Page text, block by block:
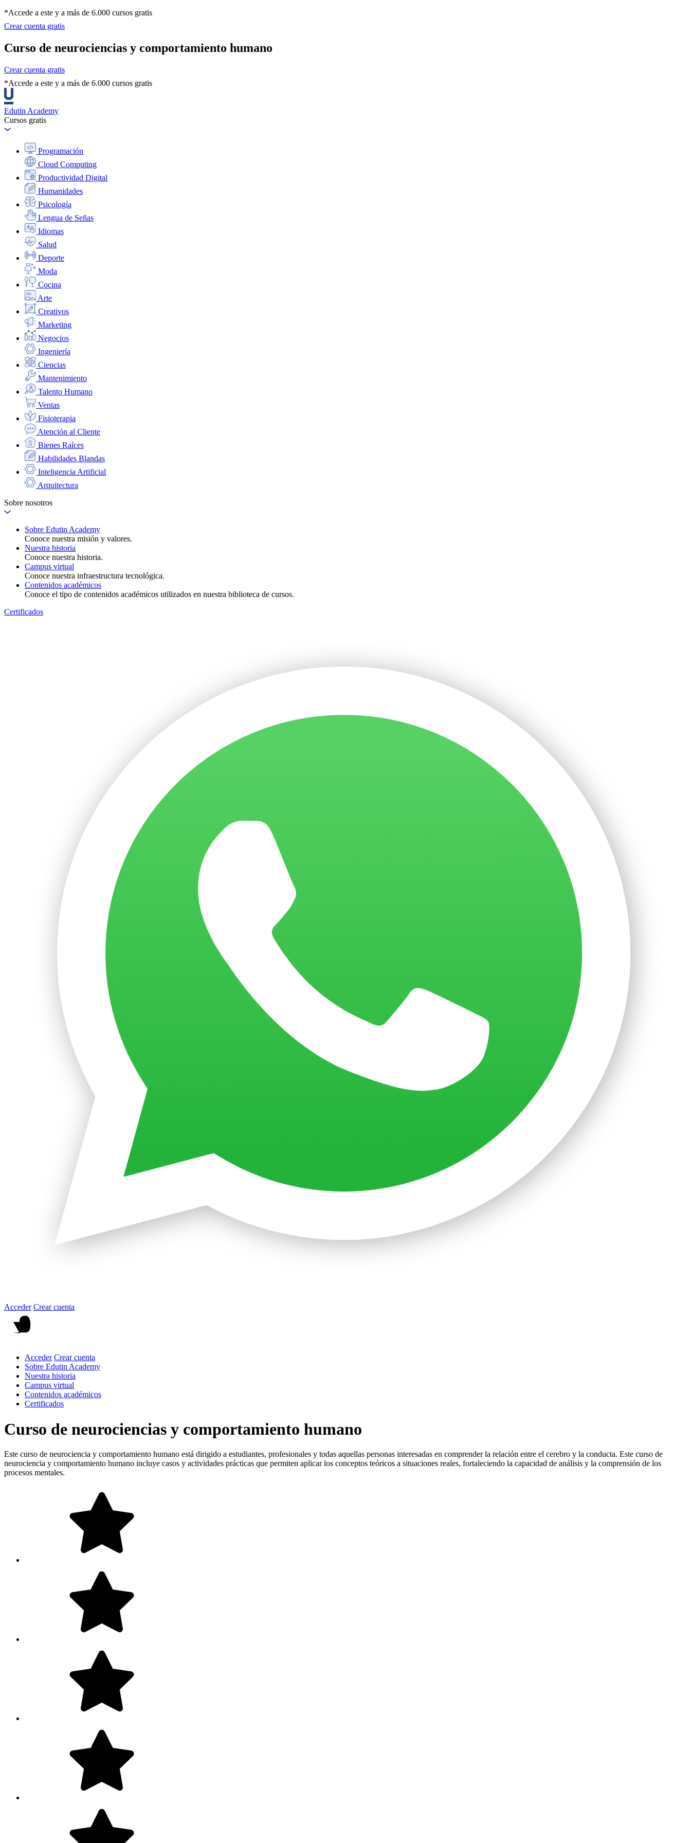
*Accede a este y a más de 6.000 cursos gratis
Crear cuenta gratis
Curso de neurociencias y comportamiento humano
Crear cuenta gratis
*Accede a este y a más de 6.000 cursos gratis
Edutin Academy
Cursos gratis
Programación
Cloud Computing
Productividad Digital
Humanidades
Psicología
Lengua de Señas
Idiomas
Salud
Deporte
Moda
Cocina
Arte
Creativos
Marketing
Negocios
Ingeniería
Ciencias
Mantenimiento
Talento Humano
Ventas
Fisioterapia
Atención al Cliente
Bienes Raíces
Habilidades Blandas
Inteligencia Artificial
Arquitectura
Sobre nosotros
Sobre Edutin Academy
Conoce nuestra misión y valores.
Nuestra historia
Conoce nuestra historia.
Campus virtual
Conoce nuestra infraestructura tecnológica.
Contenidos académicos
Conoce el tipo de contenidos académicos utilizados en nuestra biblioteca de cursos.
Certificados
Acceder Crear cuenta
Acceder Crear cuenta
Sobre Edutin Academy
Nuestra historia
Campus virtual
Contenidos académicos
Certificados
Curso de neurociencias y comportamiento humano
Este curso de neurociencia y comportamiento humano está dirigido a estudiantes, profesionales y todas aquellas personas interesadas en comprender la relación entre el cerebro y la conducta. Este curso de
neurociencia y comportamiento humano incluye casos y actividades prácticas que permiten aplicar los conceptos teóricos a situaciones reales, fortaleciendo la capacidad de análisis y la comprensión de los
procesos mentales.